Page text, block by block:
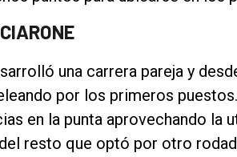
una carrera pareja y
por los primeros
en la punta aprovechando la
resto que optó por otro